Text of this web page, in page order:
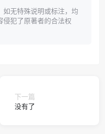
如无特殊说明或标注，均
侵犯了原著者的合法权
下一篇
没有了